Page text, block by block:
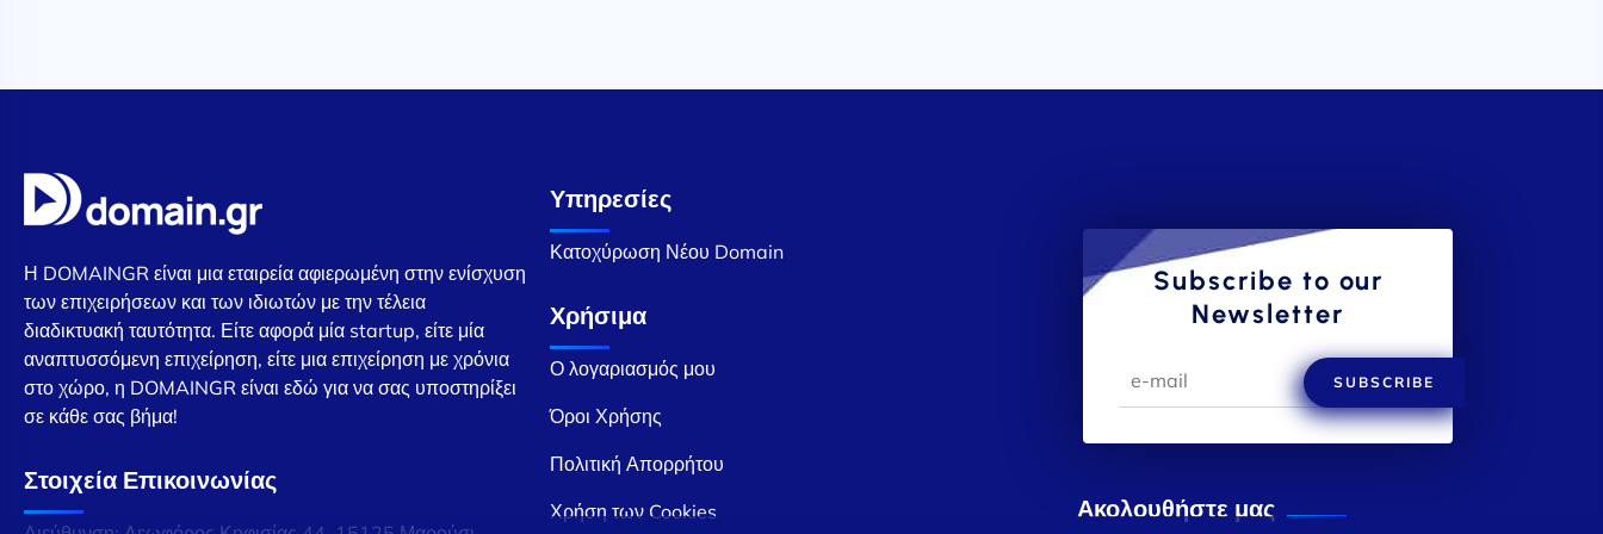
Η DOMAINGR είναι μια εταιρεία αφιερωμένη στην ενίσχυση
των επιχειρήσεων και των ιδιωτών με την τέλεια
διαδικτυακή ταυτότητα. Είτε αφορά μία startup, είτε μία
αναπτυσσόμενη επιχείρηση, είτε μια επιχείρηση με χρόνια
στο χώρο, η DOMAINGR είναι εδώ για να σας υποστηρίξει
σε κάθε σας βήμα!
Στοιχεία Επικοινωνίας
Υπηρεσίες
Κατοχύρωση Νέου Domain
Χρήσιμα
Ο λογαριασμός μου
Όροι Χρήσης
Πολιτική Απορρήτου
Χρήση των Cookies
Subscribe to our
Newsletter
SUBSCRIBE
Ακολουθήστε μας